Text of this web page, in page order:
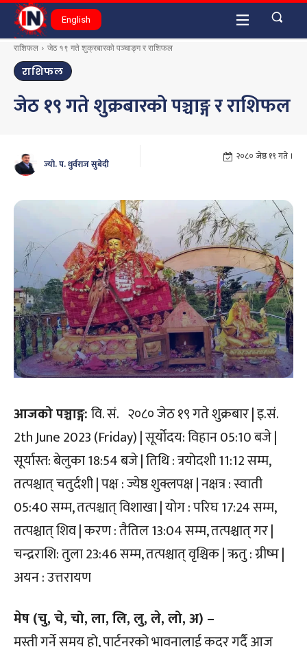
English
राशिफल जेठ १९ गते शुक्रबारको पञ्चाङ्ग र राशिफल
राशिफल
जेठ १९ गते शुक्रबारको पञ्चाङ्ग र राशिफल
ज्यो. प. धुर्वराज सुबेदी
२०८० जेष्ठ १९ गते ।
आजको पञ्चाङ्ग:वि. सं. २०८० जेठ १९ गते शुक्रबार | इ.सं.
2th June 2023 (Friday) | सूर्योदय: विहान 05:10 बजे |
सूर्यास्त: बेलुका 18:54 बजे | तिथि : त्रयोदशी 11:12 सम्म,
तत्पश्चात् चतुर्दशी | पक्ष : ज्येष्ठ शुक्लपक्ष | नक्षत्र : स्वाती
05:40 सम्म, तत्पश्चात् विशाखा | योग : परिघ 17:24 सम्म,
तत्पश्चात् शिव | करण : तैतिल 13:04 सम्म, तत्पश्चात् गर |
चन्द्रराशि: तुला 23:46 सम्म, तत्पश्चात् वृश्चिक | ऋतु : ग्रीष्म |
अयन : उत्तरायण
मेष (चु, चे, चो, ला, लि, लु, ले, लो, अ) –